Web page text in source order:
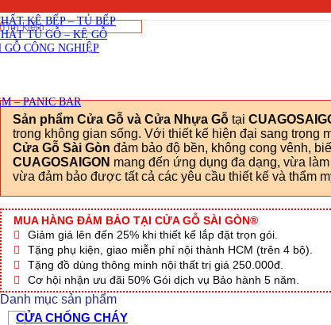
KỆ BẾP – TỦ BẾP
TỦ GỖ – KỆ GỖ
GỖ CÔNG NGHIỆP
– PANIC BAR
Tìm
kiếm:
Sản phẩm Cửa Gỗ và Cửa Nhựa Gỗ tại
trong không gian sống. Với thiết kế hiện đại sang trọng
Cửa Gỗ Sài Gòn đảm bảo độ bền, không cong vênh,
CUAGOSAIGON mang đến ứng dụng đa dạng, vừa
vừa đảm bảo được tất cả các yêu cầu thiết kế và thẩm
MUA HÀNG ĐẢM BẢO TẠI CỬA GỖ SÀI GÒN®
Giảm giá lên đến 25% khi thiết kế lắp đặt trọn gói.
Tặng phụ kiện, giao miễn phí nội thành HCM (trên 4 bộ).
Tặng đồ dùng thông minh nội thất trị giá 250.000đ.
Cơ hội nhận ưu đãi 50% Gói dịch vụ Bảo hành 5 năm.
Danh mục sản phẩm
CỬA CHỐNG CHÁY